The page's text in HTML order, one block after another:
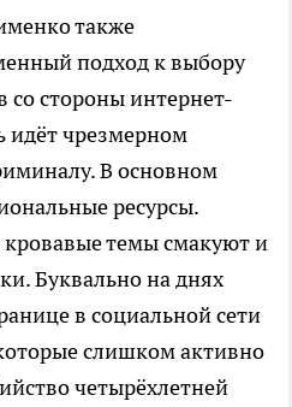
также
подход к выбору
со стороны интернет-
идёт чрезмерном
В основном
ресурсы.
темы смакуют и
Буквально на днях
в социальной сети
слишком активно
четырёхлетней